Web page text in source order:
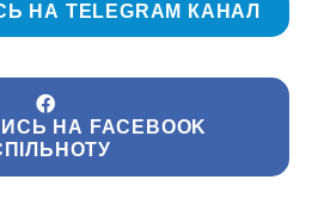
НА TELEGRAM КАНАЛ
НА FACEBOOK